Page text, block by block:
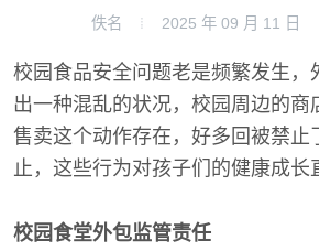
佚名 2025 年 09 月 11 日
校园食品安全问题老是频繁发生，
出一种混乱的状况，校园周边的商
售卖这个动作存在，好多回被禁止
止，这些行为对孩子们的健康成长
校园食堂外包监管责任